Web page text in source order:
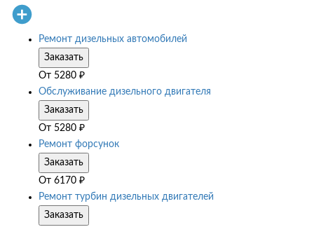
Ремонт дизельных автомобилей
Заказать
От 5280 ₽
Обслуживание дизельного двигателя
Заказать
От 5280 ₽
Ремонт форсунок
Заказать
От 6170 ₽
Ремонт турбин дизельных двигателей
Заказать